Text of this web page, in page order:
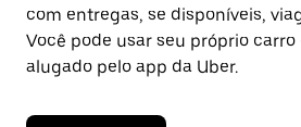
com entregas, se disponíveis,
Você pode usar seu próprio
alugado pelo app da Uber.